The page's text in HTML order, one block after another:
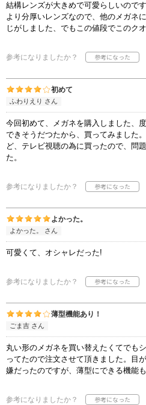
結構レンズが大きめで可愛らしいので
より分厚いレンズなので、他のメガネ
じがしました、でもこの値段でこのク
参考になりましたか？
初めて
ふわりえり さん
今回初めて、メガネを購入しました、
できそうだつたから、買ってみました
ど、テレビ視聴の為に買ったので、問
た。
参考になりましたか？
よかった。
よかった。 さん
可愛くて、オシャレだった!
参考になりましたか？
薄型機能あり！
ごま吉 さん
丸い形のメガネを買い替えたくてで
ってたので注文させて頂きました。目
嫌だったのですが、薄型にできる機能
参考になりましたか？